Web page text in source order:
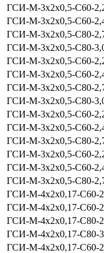
ГСИ-М-3х2х0,5-С60-
ГСИ-М-3х2х0,5-С60-
ГСИ-М-3х2х0,5-С80-
ГСИ-М-3х2х0,5-С80-
ГСИ-М-3х2х0,5-С60-
ГСИ-М-3х2х0,5-С60-
ГСИ-М-3х2х0,5-С80-
ГСИ-М-3х2х0,5-С80-
ГСИ-М-3х2х0,5-С60-
ГСИ-М-3х2х0,5-С60-
ГСИ-М-3х2х0,5-С80-
ГСИ-М-3х2х0,5-С60-
ГСИ-М-3х2х0,5-С60-
ГСИ-М-3х2х0,5-С80-
ГСИ-М-4х2х0,17-С60-
ГСИ-М-4х2х0,17-С60-
ГСИ-М-4х2х0,17-С80-
ГСИ-М-4х2х0,17-С80-
ГСИ-М-4х2х0,17-